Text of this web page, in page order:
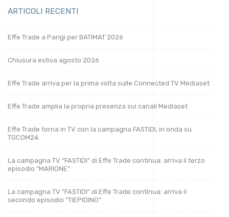
ARTICOLI RECENTI
Effe Trade a Parigi per BATIMAT 2026
Chiusura estiva agosto 2026
Effe Trade arriva per la prima volta sulle Connected TV Mediaset
Effe Trade amplia la propria presenza sui canali Mediaset
Effe Trade torna in TV con la campagna FASTIDI, in onda su
TGCOM24.
La campagna TV “FASTIDI” di Effe Trade continua: arriva il terzo
episodio “MARIONE”
La campagna TV “FASTIDI” di Effe Trade continua: arriva il
secondo episodio “TIEPIDINO”